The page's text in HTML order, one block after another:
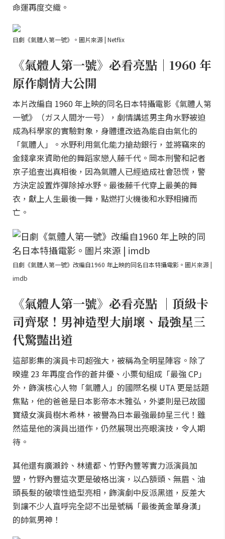
命運再度交織。
日劇《氣體人第一號》。圖片來源 | Netflix
《氣體人第一號》必看亮點｜1960 年
原作劇情大公開
本片改編自 1960 年上映的同名日本特攝電影《氣體人第
一號》（ガス人間㐧一号），劇情講述男主角水野被迫
成為科學家的實驗對象，身體遭改造為能自由氣化的
「氣體人」。水野利用氣化能力搶劫銀行，並將竊來的
金錢拿來資助他的舞蹈家戀人藤千代。岡本刑警和記者
京子追查出真相後，因為氣體人已經造成社會恐慌，警
方決定設置炸彈除掉水野。最後藤千代穿上最美的舞
衣，獻上人生最後一舞，點燃打火機後和水野相擁而
亡。
日劇《氣體人第一號》改編自1960 年上映的同名日本特攝電影。圖片來源 |
imdb
《氣體人第一號》必看亮點 ｜頂級卡
司齊聚！男神造型大崩壞、最強星三
代驚豔出道
這部影集的演員卡司超強大，被稱為全明星陣容。除了
暌違 23 年再度合作的蒼井優、小栗旬組成「最強 CP」
外，飾演核心人物「氣體人」的國際名模 UTA 更是話題
焦點，他的爸爸是日本影帝本木雅弘，外婆則是已故國
寶級女演員樹木希林，被譽為日本最強最帥星三代！雖
然這是他的演員出道作，仍然展現出亮眼演技，令人期
待。
其他還有廣瀨鈴、林遣都、竹野內豐等實力派演員加
盟，竹野內豐這次更是破格出演，以凸額頭、無眉、油
頭長髮的破壞性造型亮相，飾演劇中反派黑道，反差大
到讓不少人直呼完全認不出是號稱「最後黃金單身漢」
的帥氣男神！